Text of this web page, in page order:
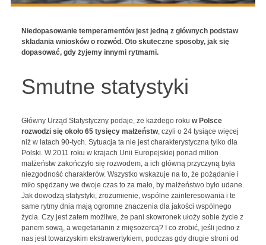
Niedopasowanie temperamentów jest jedną z głównych podstaw
składania wniosków o rozwód. Oto skuteczne sposoby, jak się
dopasować, gdy żyjemy innymi rytmami.
Smutne statystyki
Główny Urząd Statystyczny podaje, że każdego roku w Polsce
rozwodzi się około 65 tysięcy małżeństw, czyli o 24 tysiące więcej
niż w latach 90-tych. Sytuacja ta nie jest charakterystyczna tylko dla
Polski. W 2011 roku w krajach Unii Europejskiej ponad milion
małżeństw zakończyło się rozwodem, a ich główną przyczyną była
niezgodność charakterów. Wszystko wskazuje na to, że pożądanie i
miło spędzany we dwoje czas to za mało, by małżeństwo było udane.
Jak dowodzą statystyki, zrozumienie, wspólne zainteresowania i te
same rytmy dnia mają ogromne znaczenia dla jakości wspólnego
życia. Czy jest zatem możliwe, że pani skowronek ułoży sobie życie z
panem sową, a wegetarianin z mięsożercą? I co zrobić, jeśli jedno z
nas jest towarzyskim ekstrawertykiem, podczas gdy drugie stroni od